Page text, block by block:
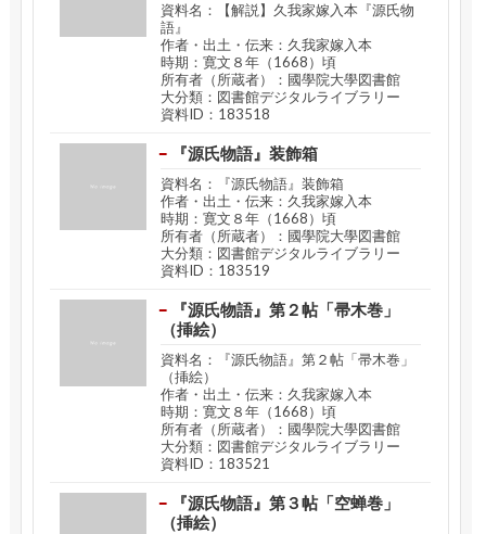
資料名：【解説】久我家嫁入本『源氏物
語』
作者・出土・伝来：久我家嫁入本
時期：寛文８年（1668）頃
所有者（所蔵者）：國學院大學図書館
大分類：図書館デジタルライブラリー
資料ID：183518
『源氏物語』装飾箱
資料名：『源氏物語』装飾箱
作者・出土・伝来：久我家嫁入本
時期：寛文８年（1668）頃
所有者（所蔵者）：國學院大學図書館
大分類：図書館デジタルライブラリー
資料ID：183519
『源氏物語』第２帖「帚木巻」
（挿絵）
資料名：『源氏物語』第２帖「帚木巻」
（挿絵）
作者・出土・伝来：久我家嫁入本
時期：寛文８年（1668）頃
所有者（所蔵者）：國學院大學図書館
大分類：図書館デジタルライブラリー
資料ID：183521
『源氏物語』第３帖「空蝉巻」
（挿絵）